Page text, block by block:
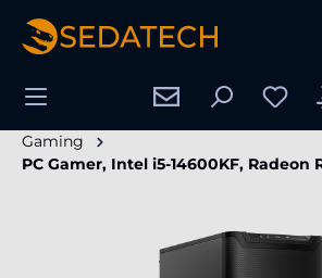
principal
Gaming
PC Gamer, Intel i5-14600KF, Radeon
Ignorer la galerie d'images